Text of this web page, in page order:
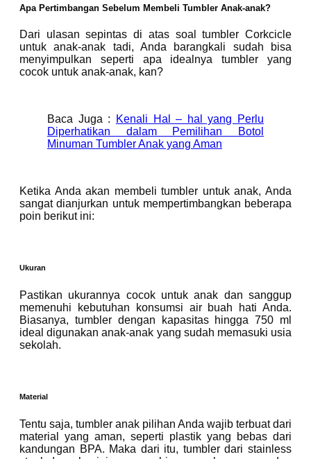
Apa Pertimbangan Sebelum Membeli Tumbler Anak-anak?
Dari ulasan sepintas di atas soal tumbler Corkcicle
untuk anak-anak tadi, Anda barangkali sudah bisa
menyimpulkan seperti apa idealnya tumbler yang
cocok untuk anak-anak, kan?
Baca Juga :
Kenali Hal – hal yang Perlu
Diperhatikan dalam Pemilihan Botol
Minuman Tumbler Anak yang Aman
Ketika Anda akan membeli tumbler untuk anak, Anda
sangat dianjurkan untuk mempertimbangkan beberapa
poin berikut ini:
Ukuran
Pastikan ukurannya cocok untuk anak dan sanggup
memenuhi kebutuhan konsumsi air buah hati Anda.
Biasanya, tumbler dengan kapasitas hingga 750 ml
ideal digunakan anak-anak yang sudah memasuki usia
sekolah.
Material
Tentu saja, tumbler anak pilihan Anda wajib terbuat dari
material yang aman, seperti plastik yang bebas dari
kandungan BPA. Maka dari itu, tumbler dari stainless